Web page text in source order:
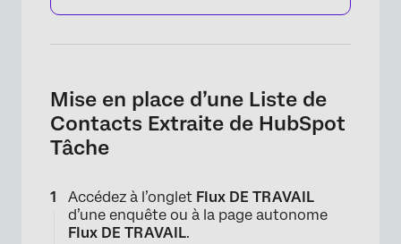
Mise en place d’une Liste de
Contacts Extraite de HubSpot
Tâche
Accédez à l’onglet Flux DE TRAVAIL
d’une enquête ou à la page autonome
Flux DE TRAVAIL.